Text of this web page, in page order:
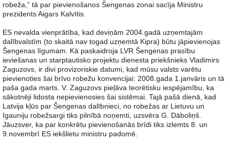
robeža,” tā par pievienošanos Šengenas zonai sacīja Ministru
prezidents Aigars Kalvītis.
ES nevalda vienprātība, kad deviņām 2004.gadā uzņemtajām
dalībvalstīm (to skaitā nav togad uzņemtā Kipra) būtu jāpievienojas
Šengenas līgumam. Kā paskaidroja LVR Šengenas prasību
ieviešanas un starptautisko projektu dienesta priekšnieks Vladimirs
Zaguzovs, ir divi provizoriskie datumi, kad mūsu valsts varētu
pievienoties šai brīvo robežu konvencijai: 2008.gada 1.janvāris un tā
paša gada marts. V. Zaguzovs pieļāva teorētisku iespējamību, ka
sākotnēji lidosta nepievienosies šai sistēmai. Tajā pašā dienā, kad
Latvija kļūs par Šengenas dalībnieci, no robežas ar Lietuvu un
Igauniju robežsargi tiks pilnībā noņemti, uzsvēra G. Dāboliņš.
Jāuzsver, ka par konkrētu pievienošanās brīdi tiks izlemts 8. un
9.novembrī ES iekšlietu ministru padomē.